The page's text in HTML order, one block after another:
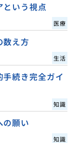
という視点
医療
数え方
生活
続き完全ガイ
知識
の願い
知識